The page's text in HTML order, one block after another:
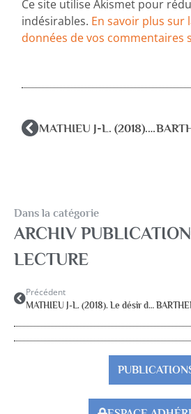
Ce site utilise Akismet pour
indésirables. En savoir plus sur
données de vos commentaires
MATHIEU J-L. (2018). Le désir d’être. Paris, l’Harmattan.
Dans la catégorie
ARCHIV
LECTURE
Précédent
MATHIEU J-L. (2018). Le désir d’être. Paris, l’Harmattan.